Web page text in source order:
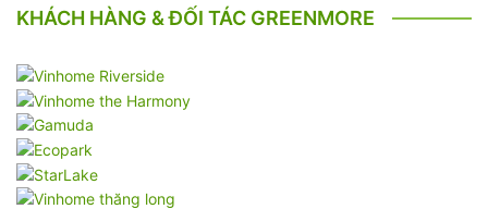
KHÁCH HÀNG & ĐỐI TÁC GREENMORE